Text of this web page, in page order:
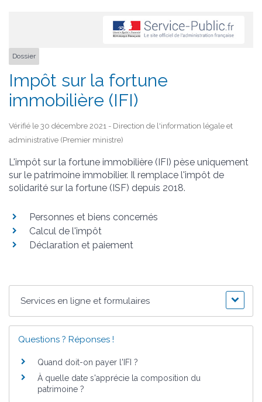
Dossier
Impôt sur la fortune
immobilière (IFI)
Vérifié le 30 décembre 2021 - Direction de l'information légale et
administrative (Premier ministre)
L'impôt sur la fortune immobilière (IFI) pèse uniquement
sur le patrimoine immobilier. Il remplace l'impôt de
solidarité sur la fortune (ISF) depuis 2018.
Personnes et biens concernés
Calcul de l'impôt
Déclaration et paiement
Services en ligne et formulaires
Questions ? Réponses !
Quand doit-on payer l'IFI ?
À quelle date s'apprécie la composition du
patrimoine ?